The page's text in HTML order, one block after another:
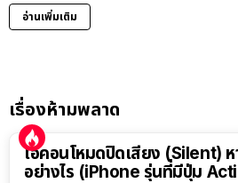
อ่านเพิ่มเติม
เรื่องห้ามพลาด
ไอคอนโหมดปิดเสียง (Silent) ห
อย่างไร (iPhone รุ่นที่มีปุ่ม